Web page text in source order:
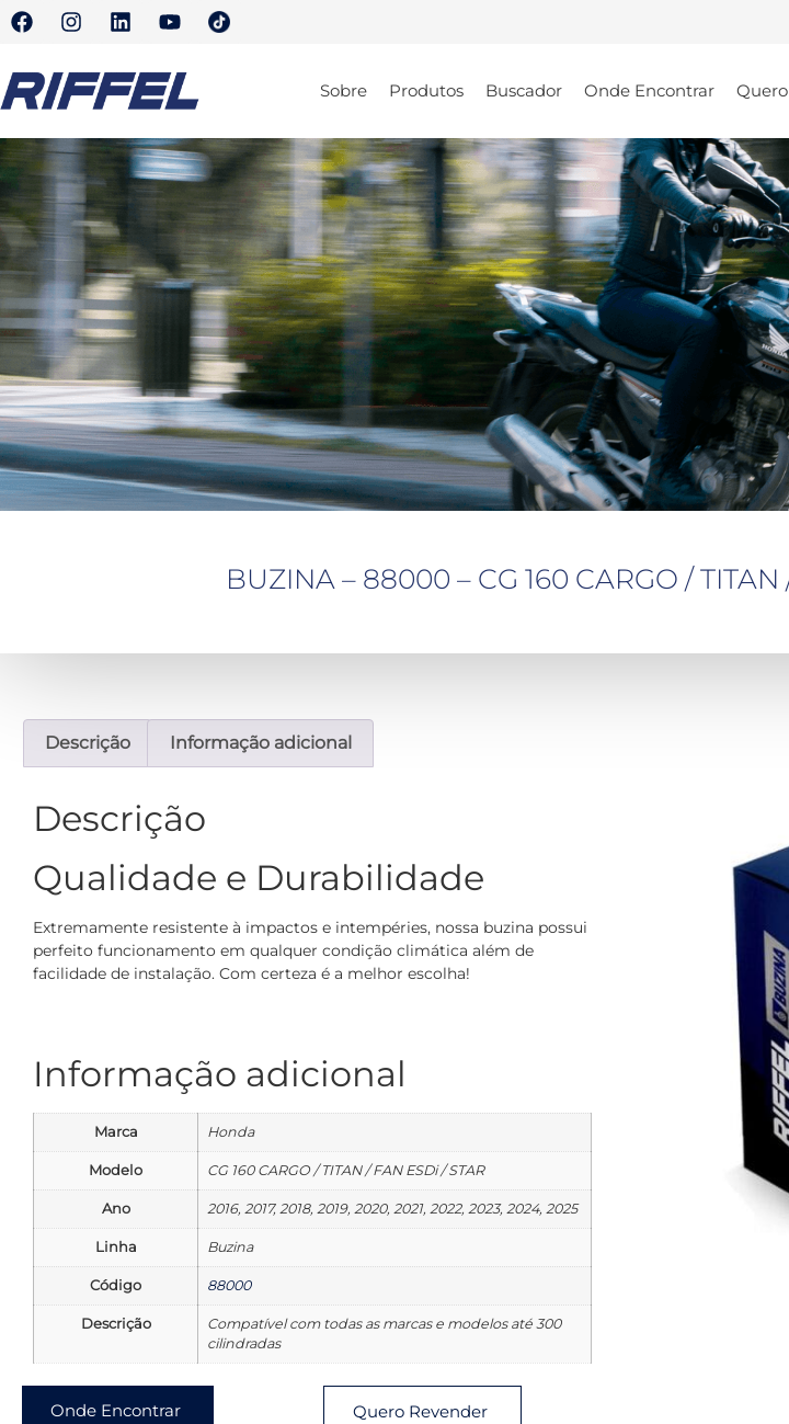
Sobre Produtos Buscador Onde Encontrar
BUZINA – 88000 – CG 160 CARGO / TITAN
Descrição Informação adicional
Descrição
Qualidade e Durabilidade
Extremamente resistente à impactos e intempéries, nossa buzina possui
perfeito funcionamento em qualquer condição climática além de
facilidade de instalação. Com certeza é a melhor escolha!
Informação adicional
Marca Honda
Modelo CG 160 CARGO / TITAN / FAN ESDi / STAR
Ano 2016, 2017, 2018, 2019, 2020, 2021, 2022, 2023, 2024, 2025
Linha Buzina
Código 88000
Descrição
Compatível com todas as marcas e modelos até 300
cilindradas
Onde Encontrar Quero Revender